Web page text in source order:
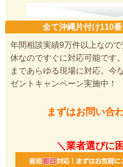
全て沖縄片付け110
年間相談実績9万件以上なの
休なのですぐに対応可能です
まであらゆる現場に対応。今
ゼントキャンペーン実施中！
まずはお問い合
＼業者選びに